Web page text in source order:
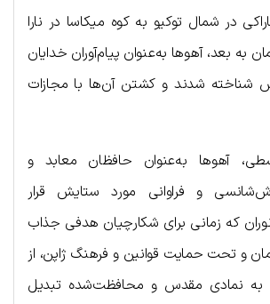
در شمال توکیو به کوه میکاسا در نارا
به بعد، آهوها به‌عنوان پیام‌آوران خدایان
شناخته شدند و کشتن آن‌ها با مجازات
آهوها به‌عنوان حافظان معابد و
و فراوانی مورد ستایش قرار
که زمانی برای شکارچیان هدفی جذاب
و تحت حمایت قوانین و فرهنگ ژاپن، از
نمادی مقدس و محافظت‌شده تبدیل